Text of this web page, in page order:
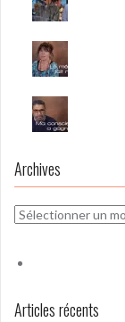
Archives
Archives
Articles récents